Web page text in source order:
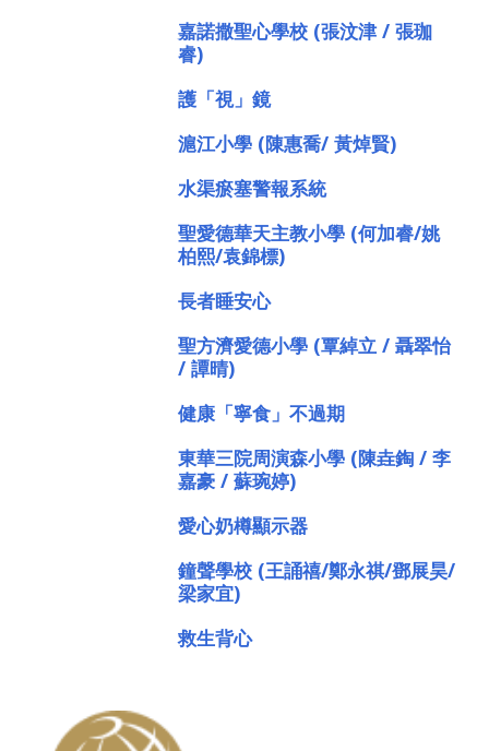
嘉諾撒聖心學校 (張汶津 / 張珈
睿)
護「視」鏡
滬江小學 (陳惠喬/ 黃焯賢)
水渠瘀塞警報系統
聖愛德華天主教小學 (何加睿/姚
柏熙/袁錦標)
長者睡安心
聖方濟愛德小學 (覃綽立 / 聶翠怡
/ 譚晴)
健康「寧食」不過期
東華三院周演森小學 (陳垚鋾 / 李
嘉豪 / 蘇琬婷)
愛心奶樽顯示器
鐘聲學校 (王誦禧/鄭永祺/鄧展昊/
梁家宜)
救生背心